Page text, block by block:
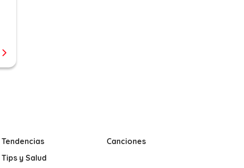
Tendencias
Tips y Salud
Canciones